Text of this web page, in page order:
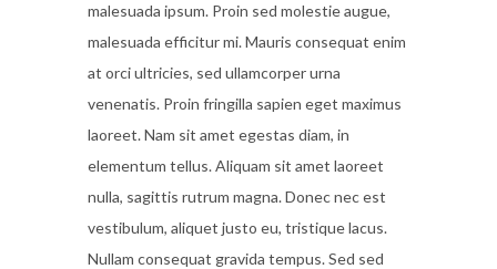
malesuada ipsum. Proin sed molestie augue,
malesuada efficitur mi. Mauris consequat enim
at orci ultricies, sed ullamcorper urna
venenatis. Proin fringilla sapien eget maximus
laoreet. Nam sit amet egestas diam, in
elementum tellus. Aliquam sit amet laoreet
nulla, sagittis rutrum magna. Donec nec est
vestibulum, aliquet justo eu, tristique lacus.
Nullam consequat gravida tempus. Sed sed